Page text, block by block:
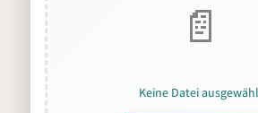
Keine Datei